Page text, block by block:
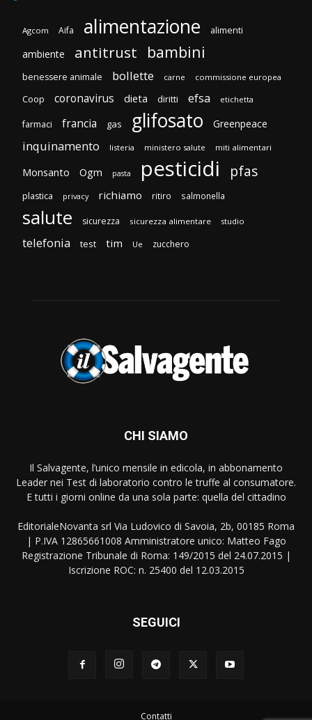
Agcom Aifa alimentazione alimenti
ambiente antitrust bambini
benessere animale bollette carne commissione europea
Coop coronavirus dieta diritti efsa etichetta
farmaci francia gas glifosato Greenpeace
inquinamento listeria ministero salute miti alimentari
Monsanto Ogm pasta pesticidi pfas
plastica privacy richiamo ritiro salmonella
salute sicurezza sicurezza alimentare studio
telefonia test tim Ue zucchero
CHI SIAMO
Il Salvagente, l’unico mensile in edicola, in abbonamento
Leader nei Test di laboratorio contro le truffe al consumatore.
E tutti i giorni online da una sola parte: quella del cittadino
EditorialeNovanta srl Via Ludovico di Savoia, 2b, 00185 Roma
| P.IVA 12865661008 Amministratore unico: Matteo Fago
Registrazione Tribunale di Roma: 149/2015 del 24.07.2015 |
Iscrizione ROC: n. 25400 del 12.03.2015
SEGUICI
Contatti